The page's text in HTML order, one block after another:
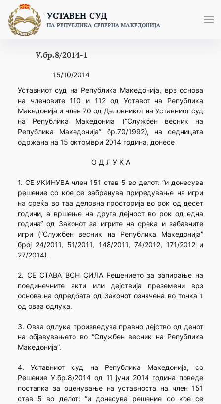
content
УСТАВЕН СУД
НА РЕПУБЛИКА СЕВЕРНА МАКЕДОНИЈА
У.бр.8/2014-1
15/10/2014
Уставниот суд на Република Македонија, врз основа
на членовите 110 и 112 од Уставот на Република
Македонија и член 70 од Деловникот на Уставниот суд
на Република Македонија (“Службен весник на
Република Македонија” бр.70/1992), на седницата
одржана на 15 октомври 2014 година, донесе
О Д Л У К А
1. СЕ УКИНУВА член 151 став 5 во делот: “и донесува
решение со кое се забранува приредување на игри
на среќа во таа деловна просторија во рок од десет
години, а вршење на друга дејност во рок од една
година“ од Законот за игрите на среќа и забавните
игри (”Службен весник на Република Македонија”
број 24/2011, 51/2011, 148/2011, 74/2012, 171/2012 и
27/2014).
2. СЕ СТАВА ВОН СИЛА Решението за запирање на
поединечните акти или дејствија преземени врз
основа на одредбата од Законот означена во точка 1
од оваа одлука.
3. Оваа одлука произведува правно дејство од денот
на објавувањето во “Службен весник на Република
Македонија”.
4. Уставниот суд на Република Македонија, со
Решение У.бр.8/2014 од 11 јуни 2014 година поведе
постапка за оценување на уставноста на член 151
став 5 во делот: “и донесува решение со кое се